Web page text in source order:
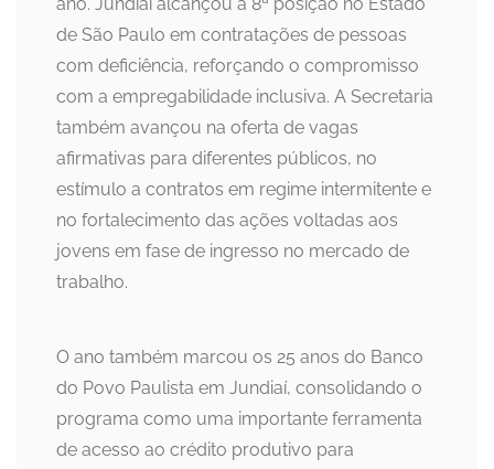
de São Paulo em contratações de pessoas
com deficiência, reforçando o compromisso
com a empregabilidade inclusiva. A Secretaria
também avançou na oferta de vagas
afirmativas para diferentes públicos, no
estímulo a contratos em regime intermitente e
no fortalecimento das ações voltadas aos
jovens em fase de ingresso no mercado de
trabalho.
O ano também marcou os 25 anos do Banco
do Povo Paulista em Jundiaí, consolidando o
programa como uma importante ferramenta
de acesso ao crédito produtivo para